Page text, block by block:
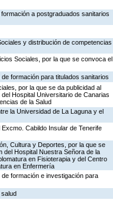
a postgraduados sanitarios
y distribución de competencias
Sociales, por la que se convoca el
formación para titulados sanitarios
por la que se da publicidad al
Hospital Universitario de Canarias
de la Salud
la Universidad de La Laguna y el
Cabildo Insular de Tenerife
Cultura y Deportes, por la que se
del Hospital Nuestra Señora de la
en Fisioterapia y del Centro
en Enfermería
formación e investigación para